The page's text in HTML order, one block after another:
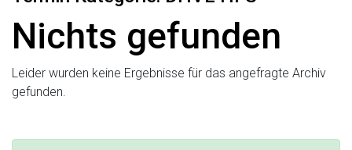
Nichts gefunden
Leider wurden keine Ergebnisse für das angefragte Archiv
gefunden.